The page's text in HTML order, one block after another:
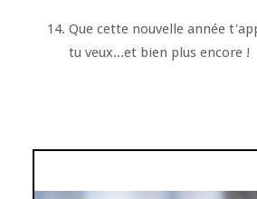
Que cette nouvelle année
tu veux...et bien plus encore !